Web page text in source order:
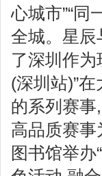
心城市”“同
全城。星辰
了深圳作
(深圳站)”
的系列赛
高品质赛事
图书馆举办